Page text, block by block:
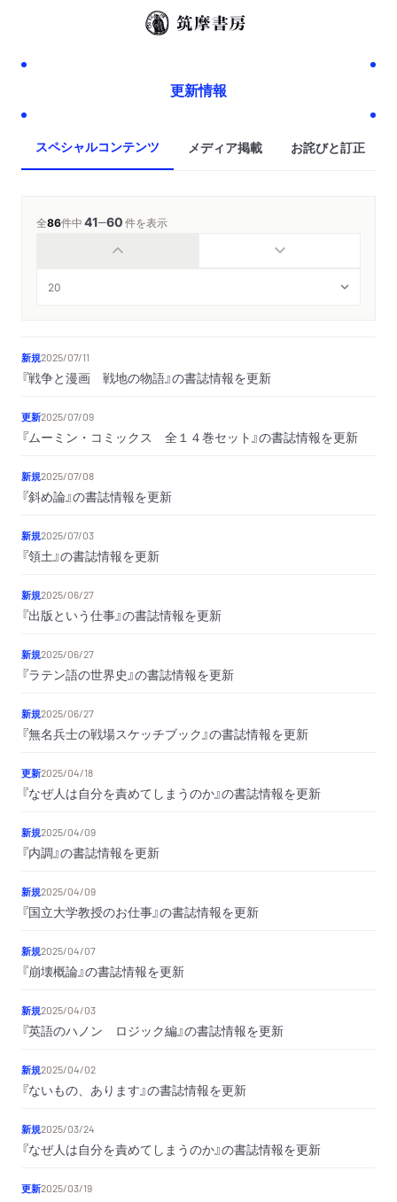
更新情報
スペシャルコンテンツ メディア掲載 お詫びと訂正
全86件中41─60件を表示
新規2025/07/11
『戦争と漫画 戦地の物語』の書誌情報を更新
更新2025/07/09
『ムーミン・コミックス 全１４巻セット』の書誌情報を更新
新規2025/07/08
『斜め論』の書誌情報を更新
新規2025/07/03
『領土』の書誌情報を更新
新規2025/06/27
『出版という仕事』の書誌情報を更新
新規2025/06/27
『ラテン語の世界史』の書誌情報を更新
新規2025/06/27
『無名兵士の戦場スケッチブック』の書誌情報を更新
更新2025/04/18
『なぜ人は自分を責めてしまうのか』の書誌情報を更新
新規2025/04/09
『内調』の書誌情報を更新
新規2025/04/09
『国立大学教授のお仕事』の書誌情報を更新
新規2025/04/07
『崩壊概論』の書誌情報を更新
新規2025/04/03
『英語のハノン ロジック編』の書誌情報を更新
新規2025/04/02
『ないもの、あります』の書誌情報を更新
新規2025/03/24
『なぜ人は自分を責めてしまうのか』の書誌情報を更新
更新2025/03/19